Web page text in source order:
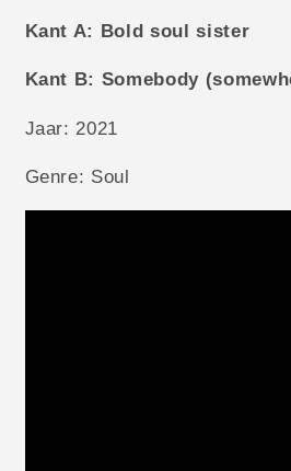
Kant A: Bold soul sister
Kant B: Somebody
Jaar: 2021
Genre: Soul